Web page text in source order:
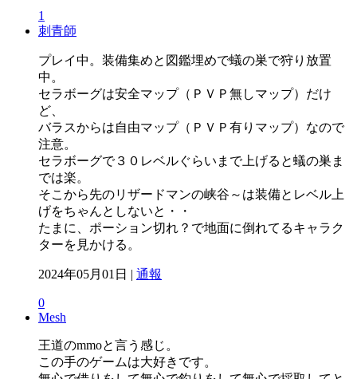
1
刺青師
プレイ中。装備集めと図鑑埋めで蟻の巣で狩り放置
中。
セラボーグは安全マップ（ＰＶＰ無しマップ）だけ
ど、
バラスからは自由マップ（ＰＶＰ有りマップ）なので
注意。
セラボーグで３０レベルぐらいまで上げると蟻の巣ま
では楽。
そこから先のリザードマンの峡谷～は装備とレベル上
げをちゃんとしないと・・
たまに、ポーション切れ？で地面に倒れてるキャラク
ターを見かける。
2024年05月01日 | 通報
0
Mesh
王道のmmoと言う感じ。
この手のゲームは大好きです。